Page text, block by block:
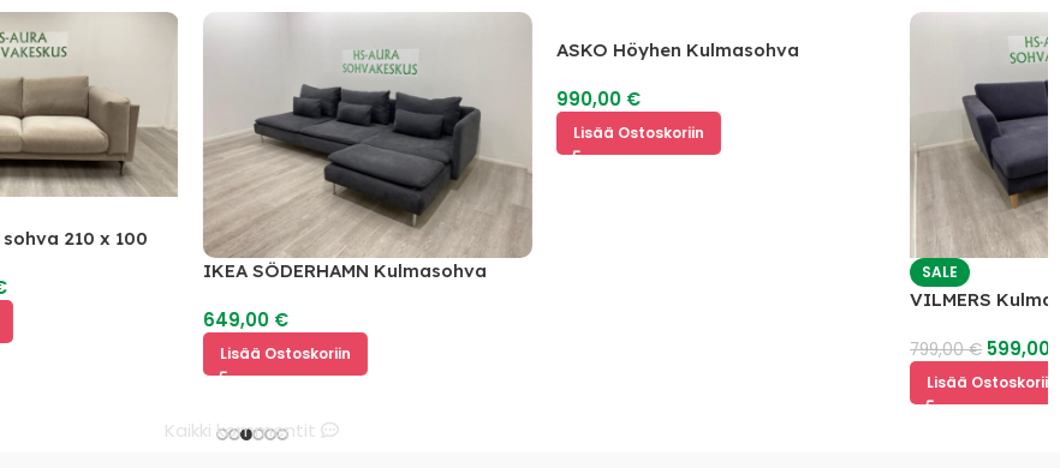
210 x 100
IKEA SÖDERHAMN Kulmasohva
649,00€
Lisää Ostoskoriin
ASKO Höyhen Kulmasohva
990,00€
Lisää Ostoskoriin
SALE
VILMERS
799,00€ 599,00€
Lisää Ostoskoriin
Kaikki kommentit